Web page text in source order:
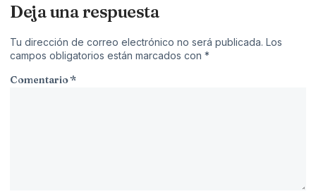
Deja una respuesta
Tu dirección de correo electrónico no será publicada. Los
campos obligatorios están marcados con *
Comentario*